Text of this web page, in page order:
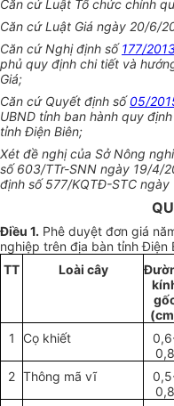
Căn cứ Luật Tổ chức chính
Căn cứ Luật Giá ngày 20/6/
Căn cứ Nghị định số177/
phủ quy định chi tiết và
Giá;
Căn cứ Quyết định số05/
UBND tỉnh ban hành quy
tỉnh Điện Biên;
Xét đề nghị của Sở Nông
số 603/TTr-SNN ngày 19/4/
định số 577/KQTĐ-STC
Điều 1. Phê duyệt đơn giá
nghiệp trên địa bàn tỉnh Điện
TT
Loài cây Đườ
1 Cọ khiết
0,8
2 Thông mã vĩ
0,8